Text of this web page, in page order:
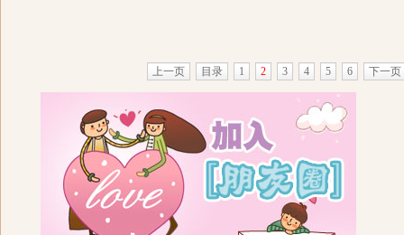
上一页 目录 1 2 3 4 5 6 下一页